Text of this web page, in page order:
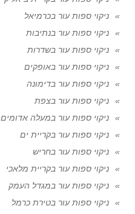
ניקוי ספות עור בכרמיאל
ניקוי ספות עור בנתיבות
ניקוי ספות עור בשדרות
ניקוי ספות עור באופקים
ניקוי ספות עור בדימונה
ניקוי ספות עור בצפת
ניקוי ספות עור במעלה אדומים
ניקוי ספות עור בקריית ים
ניקוי ספות עור בחריש
ניקוי ספות עור בקריית מלאכי
ניקוי ספות עור במגדל העמק
ניקוי ספות עור בטירת כרמל